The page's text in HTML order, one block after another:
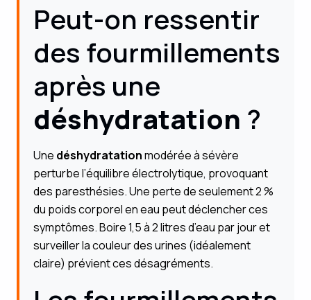
Peut-on ressentir
des fourmillements
après une
déshydratation ?
Une déshydratationmodérée à sévère
perturbe l’équilibre électrolytique, provoquant
des paresthésies. Une perte de seulement 2 %
du poids corporel en eau peut déclencher ces
symptômes. Boire 1,5 à 2 litres d’eau par jour et
surveiller la couleur des urines (idéalement
claire) prévient ces désagréments.